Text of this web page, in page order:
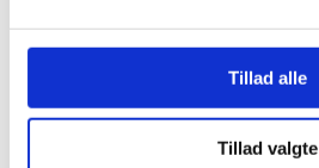
Tillad alle
Tillad valgte